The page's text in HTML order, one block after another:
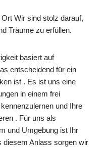
Wir sind stolz darauf,
Träume zu erfüllen.
basiert auf
entscheidend für ein
ist . Es ist uns eine
in einem frei
und Ihre
. Für uns als
und Umgebung ist Ihr
diesem Anlass sorgen wir